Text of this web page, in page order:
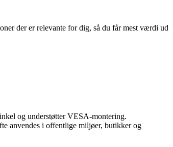
der er relevante for dig, så du får mest værdi ud
og understøtter VESA-montering.
anvendes i offentlige miljøer, butikker og